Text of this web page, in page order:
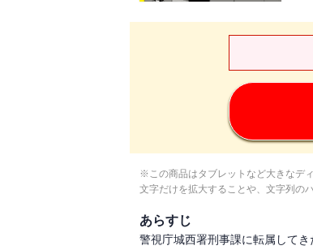
※この商品はタブレットなど大きなデ
文字だけを拡大することや、文字列の
あらすじ
警視庁城西署刑事課に転属して